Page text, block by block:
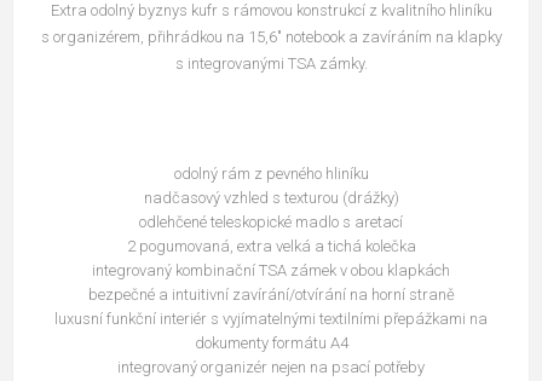
Extra odolný byznys kufr s rámovou konstrukcí z kvalitního hliníku
s organizérem, přihrádkou na 15,6" notebook a zavíráním na klapky
s integrovanými TSA zámky.
odolný rám z pevného hliníku
nadčasový vzhled s texturou (drážky)
odlehčené teleskopické madlo s aretací
2 pogumovaná, extra velká a tichá kolečka
integrovaný kombinační TSA zámek v obou klapkách
bezpečné a intuitivní zavírání/otvírání na horní straně
luxusní funkční interiér s vyjímatelnými textilními přepážkami na
dokumenty formátu A4
integrovaný organizér nejen na psací potřeby